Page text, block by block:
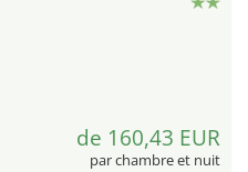
de 160,43 EUR
par chambre et nuit